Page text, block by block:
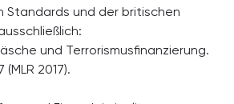
Standards und der britischen
und Terrorismusfinanzierung.
2017).